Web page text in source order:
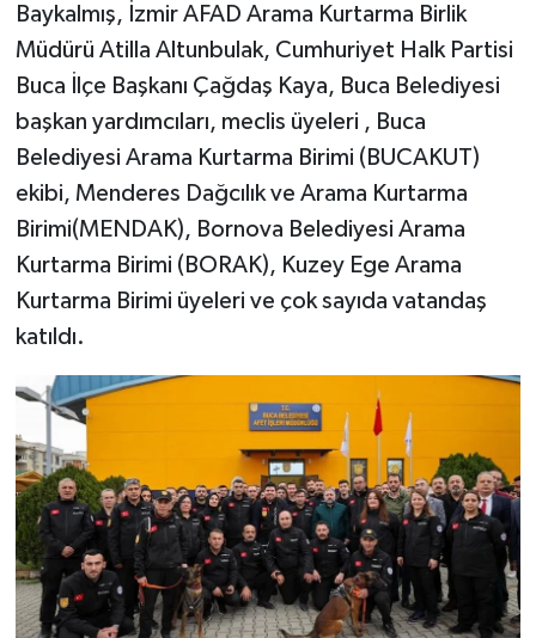
Baykalmış, İzmir AFAD Arama Kurtarma Birlik
Müdürü Atilla Altunbulak, Cumhuriyet Halk Partisi
Buca İlçe Başkanı Çağdaş Kaya, Buca Belediyesi
başkan yardımcıları, meclis üyeleri , Buca
Belediyesi Arama Kurtarma Birimi (BUCAKUT)
ekibi, Menderes Dağcılık ve Arama Kurtarma
Birimi(MENDAK), Bornova Belediyesi Arama
Kurtarma Birimi (BORAK), Kuzey Ege Arama
Kurtarma Birimi üyeleri ve çok sayıda vatandaş
katıldı.